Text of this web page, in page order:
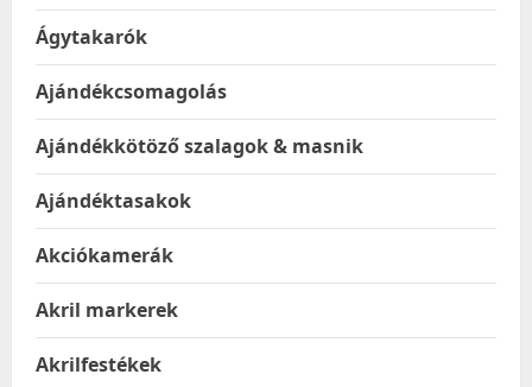
Ágytakarók
Ajándékcsomagolás
Ajándékkötöző szalagok & masnik
Ajándéktasakok
Akciókamerák
Akril markerek
Akrilfestékek